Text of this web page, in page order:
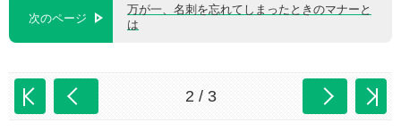
次のページ
万が一、名刺を忘れてしまったときのマナーと
は
2 / 3